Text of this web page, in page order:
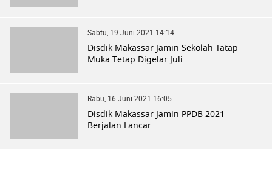
Sabtu, 19 Juni 2021 14:14
Disdik Makassar Jamin Sekolah Tatap
Muka Tetap Digelar Juli
Rabu, 16 Juni 2021 16:05
Disdik Makassar Jamin PPDB 2021
Berjalan Lancar